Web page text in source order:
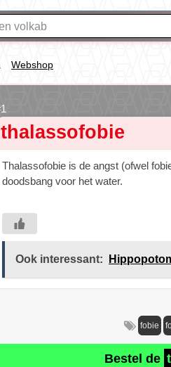
Webshop
thalassofobie
Thalassofobie is de angst (ofwel
doodsbang voor het water.
Ook interessant:
fobie
Bestel de